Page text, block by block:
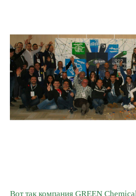
Вот так компания GREEN
Дух корпоративного
Форма Заявки на Работу
TreatON®